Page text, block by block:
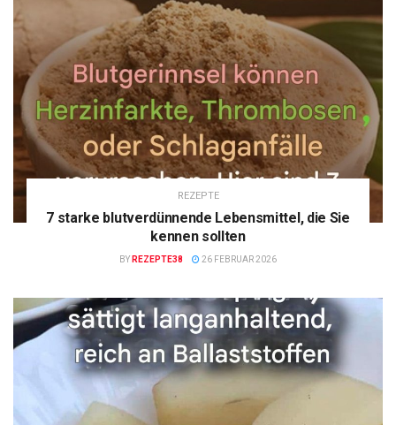
REZEPTE
7 starke blutverdünnende Lebensmittel, die Sie
kennen sollten
BY REZEPTE38 26 FEBRUAR 2026